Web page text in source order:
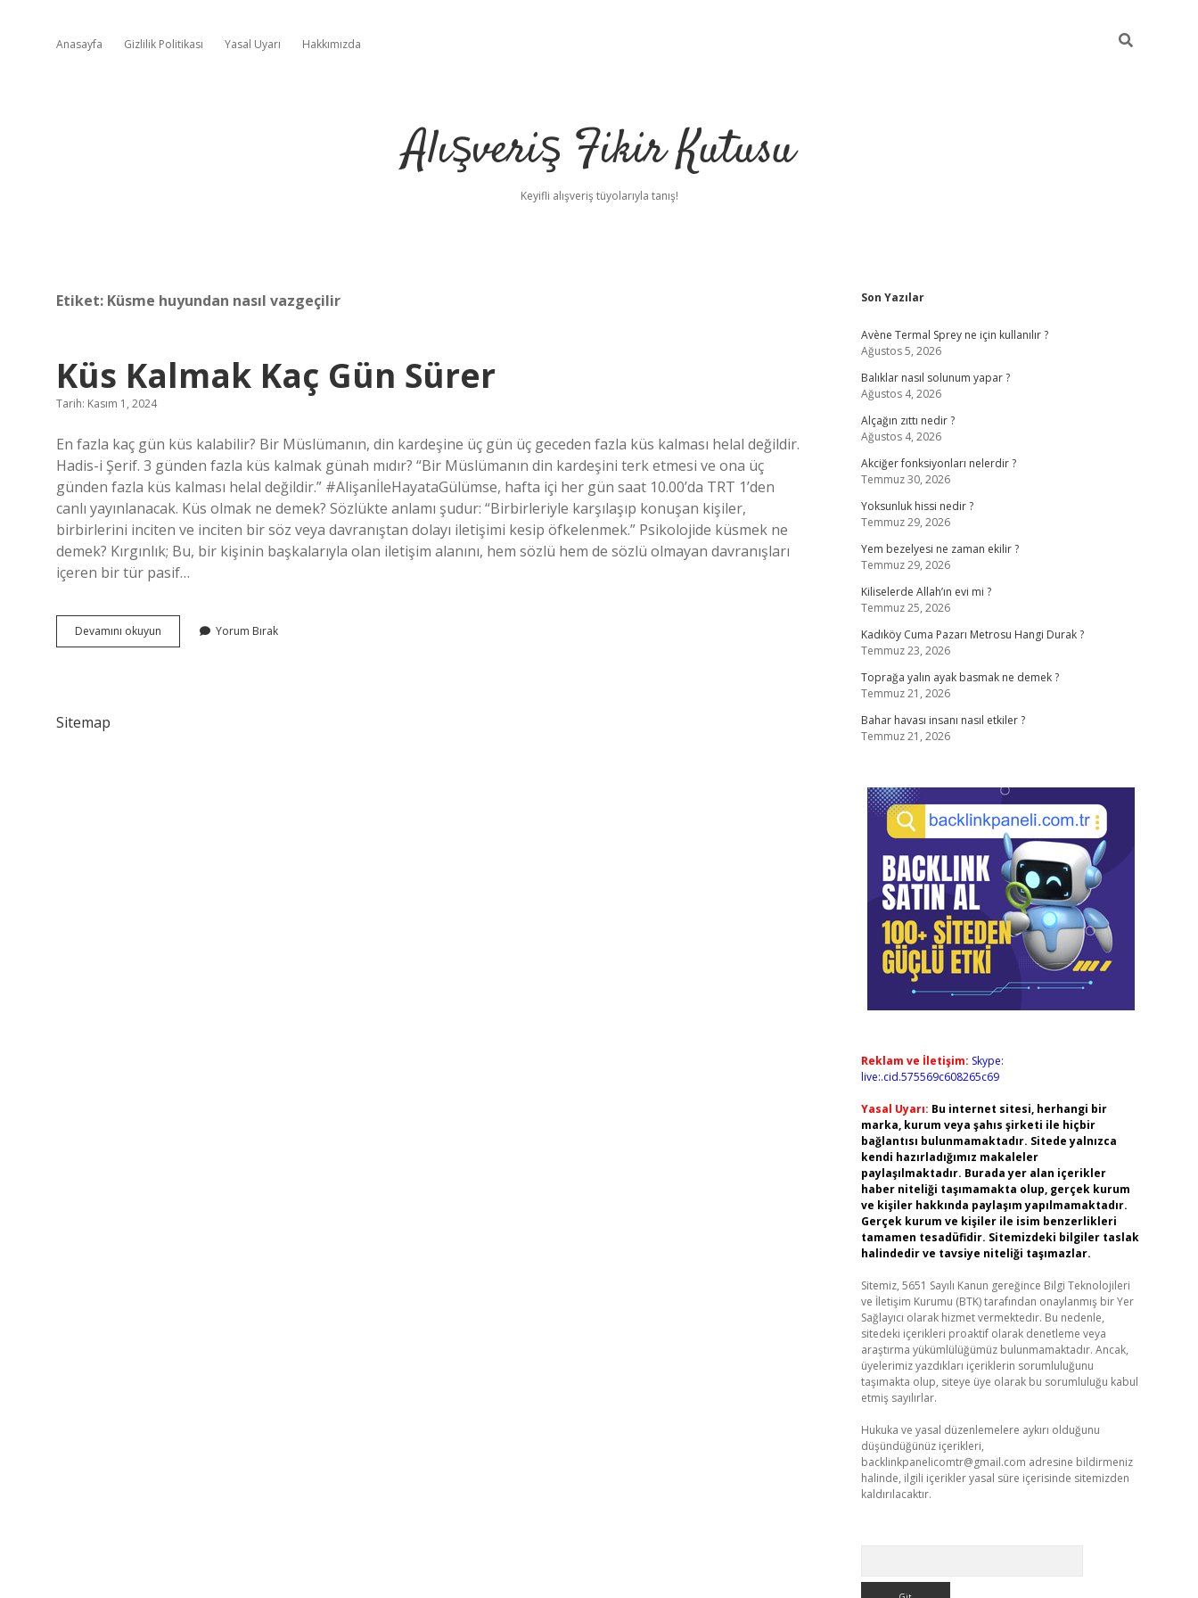
Anasayfa Gizlilik Politikası Yasal Uyarı Hakkımızda
Alışveriş Fikir Kutusu
Keyifli alışveriş tüyolarıyla tanış!
Etiket: Küsme huyundan nasıl vazgeçilir
Küs Kalmak Kaç Gün Sürer
Tarih: Kasım 1, 2024
En fazla kaç gün küs kalabilir? Bir Müslümanın, din kardeşine üç gün üç geceden fazla küs kalması helal değildir.
Hadis-i Şerif. 3 günden fazla küs kalmak günah mıdır? “Bir Müslümanın din kardeşini terk etmesi ve ona üç
günden fazla küs kalması helal değildir.” #AlişanİleHayataGülümse, hafta içi her gün saat 10.00’da TRT 1’den
canlı yayınlanacak. Küs olmak ne demek? Sözlükte anlamı şudur: “Birbirleriyle karşılaşıp konuşan kişiler,
birbirlerini inciten ve inciten bir söz veya davranıştan dolayı iletişimi kesip öfkelenmek.” Psikolojide küsmek ne
demek? Kırgınlık; Bu, bir kişinin başkalarıyla olan iletişim alanını, hem sözlü hem de sözlü olmayan davranışları
içeren bir tür pasif…
Devamını okuyun
Kalmak
Yorum Bırak
Sitemap
Sidebar
Son Yazılar
Avène Termal Sprey ne için kullanılır ?
Ağustos 5, 2026
Balıklar nasıl solunum yapar ?
Ağustos 4, 2026
Alçağın zıttı nedir ?
Ağustos 4, 2026
Akciğer fonksiyonları nelerdir ?
Temmuz 30, 2026
Yoksunluk hissi nedir ?
Temmuz 29, 2026
Yem bezelyesi ne zaman ekilir ?
Temmuz 29, 2026
Kiliselerde Allah’ın evi mi ?
Temmuz 25, 2026
Kadıköy Cuma Pazarı Metrosu Hangi Durak ?
Temmuz 23, 2026
Toprağa yalın ayak basmak ne demek ?
Temmuz 21, 2026
Bahar havası insanı nasıl etkiler ?
Temmuz 21, 2026
Reklam ve İletişim: Skype:
live:.cid.575569c608265c69
Yasal Uyarı: Bu internet sitesi, herhangi bir
marka, kurum veya şahıs şirketi ile hiçbir
bağlantısı bulunmamaktadır. Sitede yalnızca
kendi hazırladığımız makaleler
paylaşılmaktadır. Burada yer alan içerikler
haber niteliği taşımamakta olup, gerçek kurum
ve kişiler hakkında paylaşım yapılmamaktadır.
Gerçek kurum ve kişiler ile isim benzerlikleri
tamamen tesadüfidir. Sitemizdeki bilgiler taslak
halindedir ve tavsiye niteliği taşımazlar.
Sitemiz, 5651 Sayılı Kanun gereğince Bilgi Teknolojileri
ve İletişim Kurumu (BTK) tarafından onaylanmış bir Yer
Sağlayıcı olarak hizmet vermektedir. Bu nedenle,
sitedeki içerikleri proaktif olarak denetleme veya
araştırma yükümlülüğümüz bulunmamaktadır. Ancak,
üyelerimiz yazdıkları içeriklerin sorumluluğunu
taşımakta olup, siteye üye olarak bu sorumluluğu kabul
etmiş sayılırlar.
Hukuka ve yasal düzenlemelere aykırı olduğunu
düşündüğünüz içerikleri,
backlinkpanelicomtr@gmail.com adresine bildirmeniz
halinde, ilgili içerikler yasal süre içerisinde sitemizden
kaldırılacaktır.